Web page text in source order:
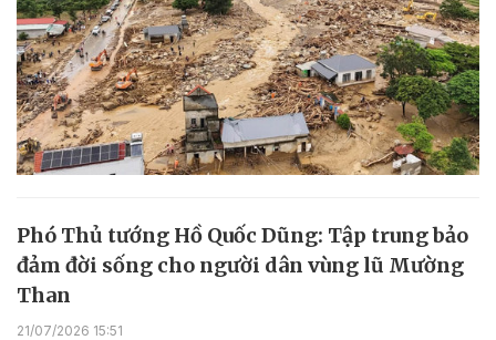
Phó Thủ tướng Hồ Quốc Dũng: Tập trung bảo
đảm đời sống cho người dân vùng lũ Mường
Than
21/07/2026 15:51